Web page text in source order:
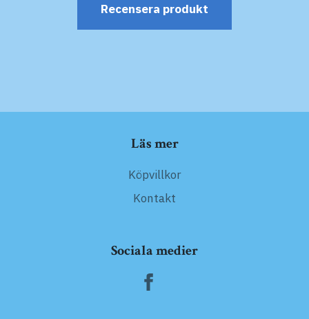
Recensera produkt
Läs mer
Köpvillkor
Kontakt
Sociala medier